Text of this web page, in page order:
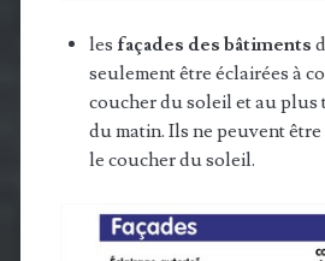
les façades des bâtiments
seulement être éclairées à
coucher du soleil et au plus
du matin. Ils ne peuvent
le coucher du soleil.